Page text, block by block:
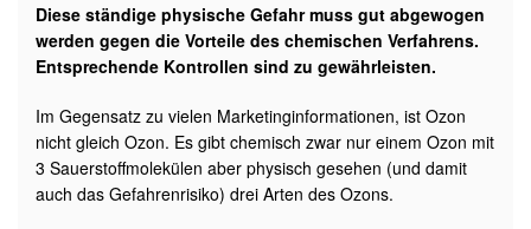
Diese ständige physische Gefahr muss gut abgewogen
werden gegen die Vorteile des chemischen Verfahrens.
Entsprechende Kontrollen sind zu gewährleisten.
Im Gegensatz zu vielen Marketinginformationen, ist Ozon
nicht gleich Ozon. Es gibt chemisch zwar nur einem Ozon mit
3 Sauerstoffmolekülen aber physisch gesehen (und damit
auch das Gefahrenrisiko) drei Arten des Ozons.